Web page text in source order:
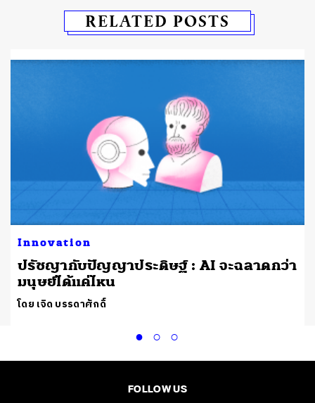
RELATED POSTS
Innovation
ปรัชญากับปัญญาประดิษฐ์ : AI จะฉลาดกว่า
มนุษย์ได้แค่ไหน
โดย เจิด บรรดาศักดิ์
FOLLOW US